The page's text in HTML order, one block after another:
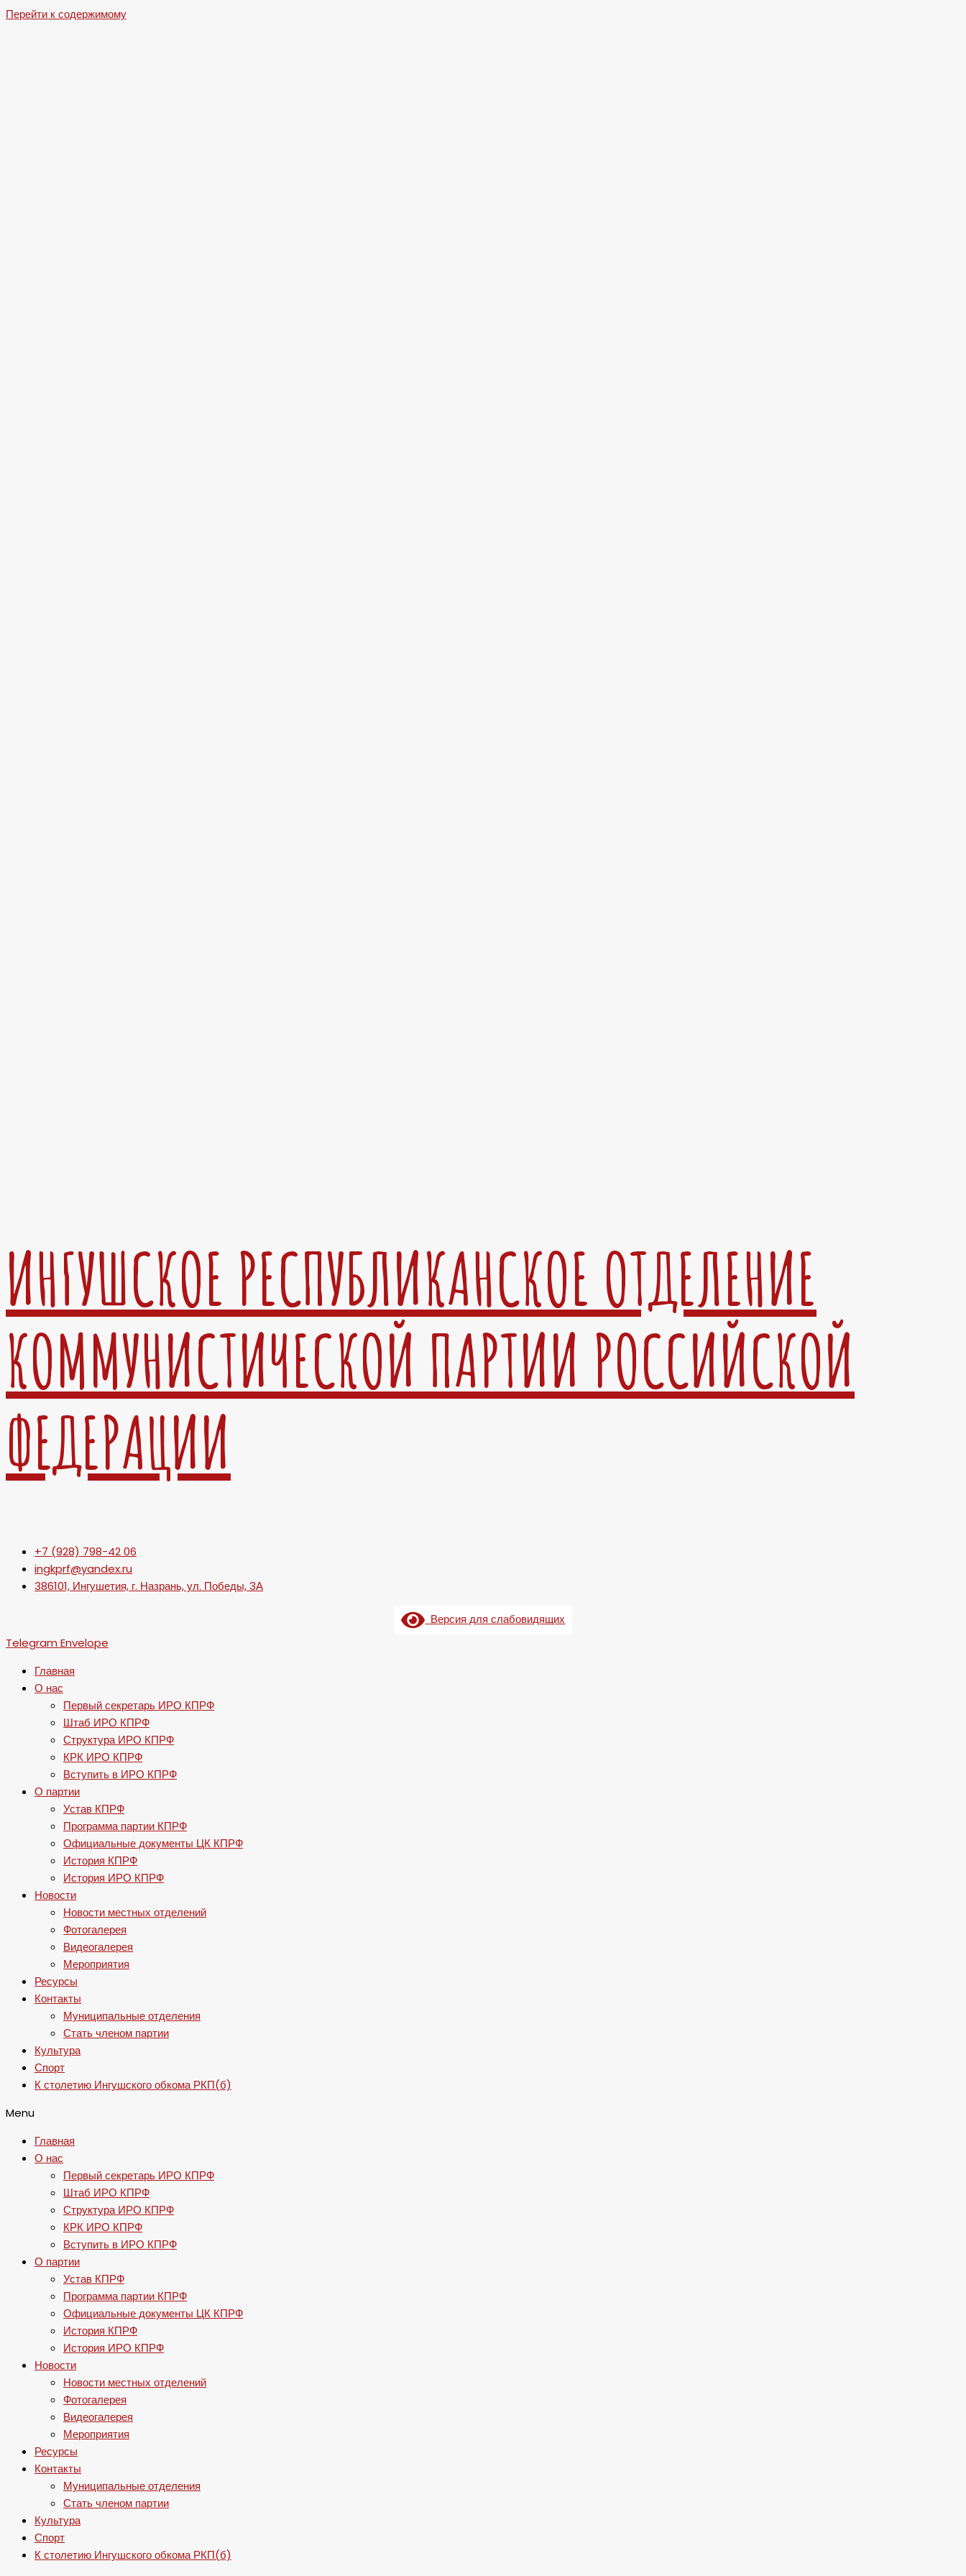
Перейти к содержимому
ИНГУШСКОЕ РЕСПУБЛИКАНСКОЕ ОТДЕЛЕНИЕ
КОММУНИСТИЧЕСКОЙ ПАРТИИ РОССИЙСКОЙ
ФЕДЕРАЦИИ
+7 (928) 798-42 06
ingkprf@yandex.ru
386101, Ингушетия, г. Назрань, ул. Победы, 3А
Версия для слабовидящих
Telegram Envelope
Главная
О нас
Первый секретарь ИРО КПРФ
Штаб ИРО КПРФ
Структура ИРО КПРФ
КРК ИРО КПРФ
Вступить в ИРО КПРФ
О партии
Устав КПРФ
Программа партии КПРФ
Официальные документы ЦК КПРФ
История КПРФ
История ИРО КПРФ
Новости
Новости местных отделений
Фотогалерея
Видеогалерея
Мероприятия
Ресурсы
Контакты
Муниципальные отделения
Стать членом партии
Культура
Спорт
К столетию Ингушского обкома РКП(б)
Menu
Главная
О нас
Первый секретарь ИРО КПРФ
Штаб ИРО КПРФ
Структура ИРО КПРФ
КРК ИРО КПРФ
Вступить в ИРО КПРФ
О партии
Устав КПРФ
Программа партии КПРФ
Официальные документы ЦК КПРФ
История КПРФ
История ИРО КПРФ
Новости
Новости местных отделений
Фотогалерея
Видеогалерея
Мероприятия
Ресурсы
Контакты
Муниципальные отделения
Стать членом партии
Культура
Спорт
К столетию Ингушского обкома РКП(б)